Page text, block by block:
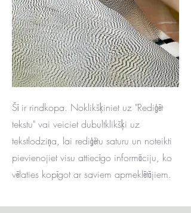
Šī ir rindkopa. Noklikšķiniet uz "Rediģēt
tekstu" vai veiciet dubultklikšķi uz
tekstlodziņa, lai rediģētu saturu un noteikti
pievienojiet visu attiecīgo informāciju, ko
vēlaties kopīgot ar saviem apmeklētājiem.